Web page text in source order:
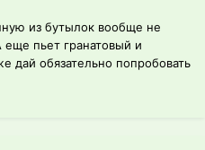
из бутылок вообще не
еще пьет гранатовый и
дай обязательно попробовать